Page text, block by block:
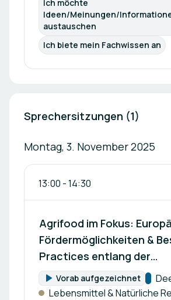
Ich möchte
Ideen/Meinungen/
austauschen
Ich biete mein Fachwissen an
Sprechersitzungen (1)
Montag, 3. November 2025
13:00 -14:30
Agrifood im Fokus:
Fördermöglichkeiten &
Practices entlang der
Format:
Vorab aufgezeichnet
Lebensmittel & Natürliche